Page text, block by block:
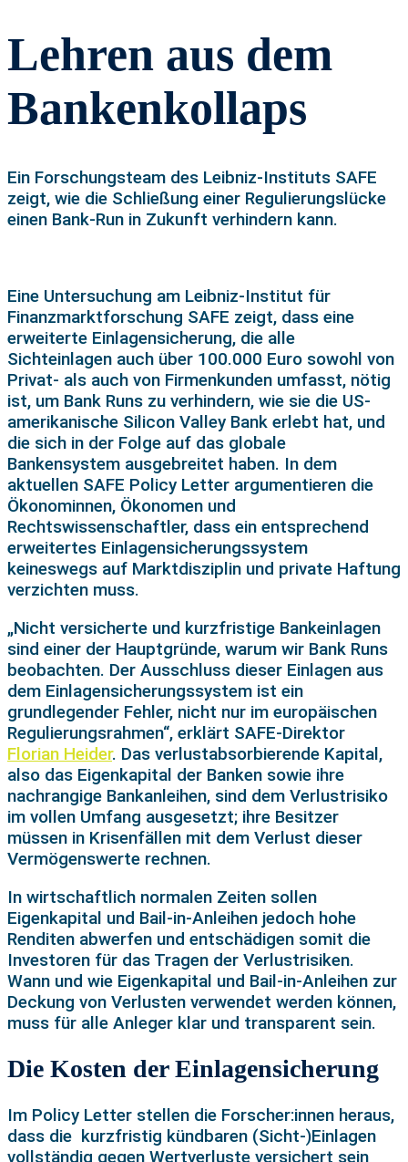
Lehren aus dem
Bankenkollaps
Ein Forschungsteam des Leibniz-Instituts SAFE
zeigt, wie die Schließung einer Regulierungslücke
einen Bank-Run in Zukunft verhindern kann.
Eine Untersuchung am Leibniz-Institut für
Finanzmarktforschung SAFE zeigt, dass eine
erweiterte Einlagensicherung, die alle
Sichteinlagen auch über 100.000 Euro sowohl von
Privat- als auch von Firmenkunden umfasst, nötig
ist, um Bank Runs zu verhindern, wie sie die US-
amerikanische Silicon Valley Bank erlebt hat, und
die sich in der Folge auf das globale
Bankensystem ausgebreitet haben. In dem
aktuellen SAFE Policy Letter argumentieren die
Ökonominnen, Ökonomen und
Rechtswissenschaftler, dass ein entsprechend
erweitertes Einlagensicherungssystem
keineswegs auf Marktdisziplin und private Haftung
verzichten muss.
„Nicht versicherte und kurzfristige Bankeinlagen
sind einer der Hauptgründe, warum wir Bank Runs
beobachten. Der Ausschluss dieser Einlagen aus
dem Einlagensicherungssystem ist ein
grundlegender Fehler, nicht nur im europäischen
Regulierungsrahmen“, erklärt SAFE-Direktor
Florian Heider. Das verlustabsorbierende Kapital,
also das Eigenkapital der Banken sowie ihre
nachrangige Bankanleihen, sind dem Verlustrisiko
im vollen Umfang ausgesetzt; ihre Besitzer
müssen in Krisenfällen mit dem Verlust dieser
Vermögenswerte rechnen.
In wirtschaftlich normalen Zeiten sollen
Eigenkapital und Bail-in-Anleihen jedoch hohe
Renditen abwerfen und entschädigen somit die
Investoren für das Tragen der Verlustrisiken.
Wann und wie Eigenkapital und Bail-in-Anleihen zur
Deckung von Verlusten verwendet werden können,
muss für alle Anleger klar und transparent sein.
Die Kosten der Einlagensicherung
Im Policy Letter stellen die Forscher:innen heraus,
dass die kurzfristig kündbaren (Sicht-)Einlagen
vollständig gegen Wertverluste versichert sein